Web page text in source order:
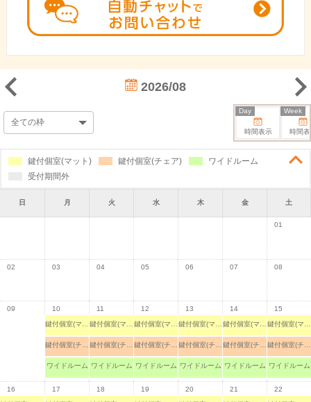
2026/08
時間表示
Day
時間
Week
鍵付個室(マット) 鍵付個室(チェア)
ワイドルーム
受付期間外
日 月 火 水 木 金 土
01
02 03 04 05 06 07 08
09
10
ワイドルーム
11
ワイドルーム
12
ワイドルーム
13
ワイドルーム
14
ワイドルーム
15
ワイドルーム
16
17
18
19
20
21
22